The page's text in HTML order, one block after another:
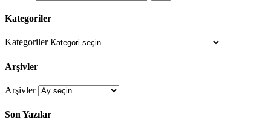
Kategoriler
Kategoriler
Arşivler
Arşivler
Son Yazılar